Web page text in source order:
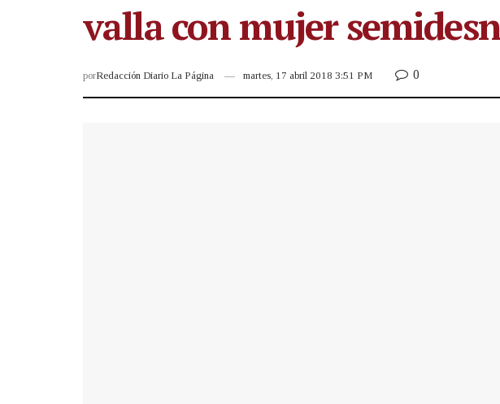
valla con mujer
porRedacción Diario La Página martes, 17 abril 2018 3:51 PM 0